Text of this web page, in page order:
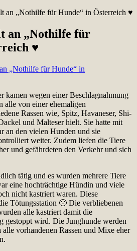
an „Nothilfe für Hunde“ in Österreich ♥
an „Nothilfe für
♥
kamen wegen einer Beschlagnahmung
alle von einer ehemaligen
Rassen wie, Spitz, Havaneser, Shi-
und Malteser hielt. Sie hatte mit
an den vielen Hunden und sie
weiter. Zudem liefen die Tiere
und gefährdeten den Verkehr und sich
tätig und es wurden mehrere Tiere
eine hochträchtige Hündin und viele
nicht kastriert waren. Diese
Tötungsstation 🙁 Die verbliebenen
alle kastriert damit die
gestoppt wird. Die Junghunde werden
vorhandenen Rassen und Mixe eher